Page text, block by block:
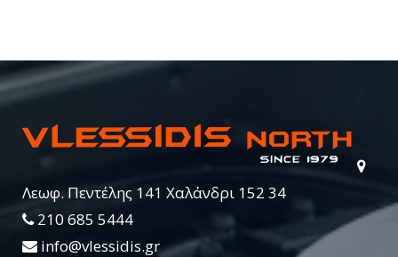
Λεωφ. Πεντέλης 141 Χαλάνδρι 152 34
210 685 5444
info@vlessidis.gr